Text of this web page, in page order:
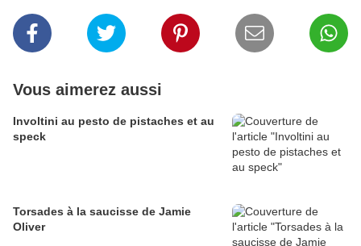
Vous aimerez aussi
Involtini au pesto de pistaches et au
speck
Torsades à la saucisse de Jamie
Oliver